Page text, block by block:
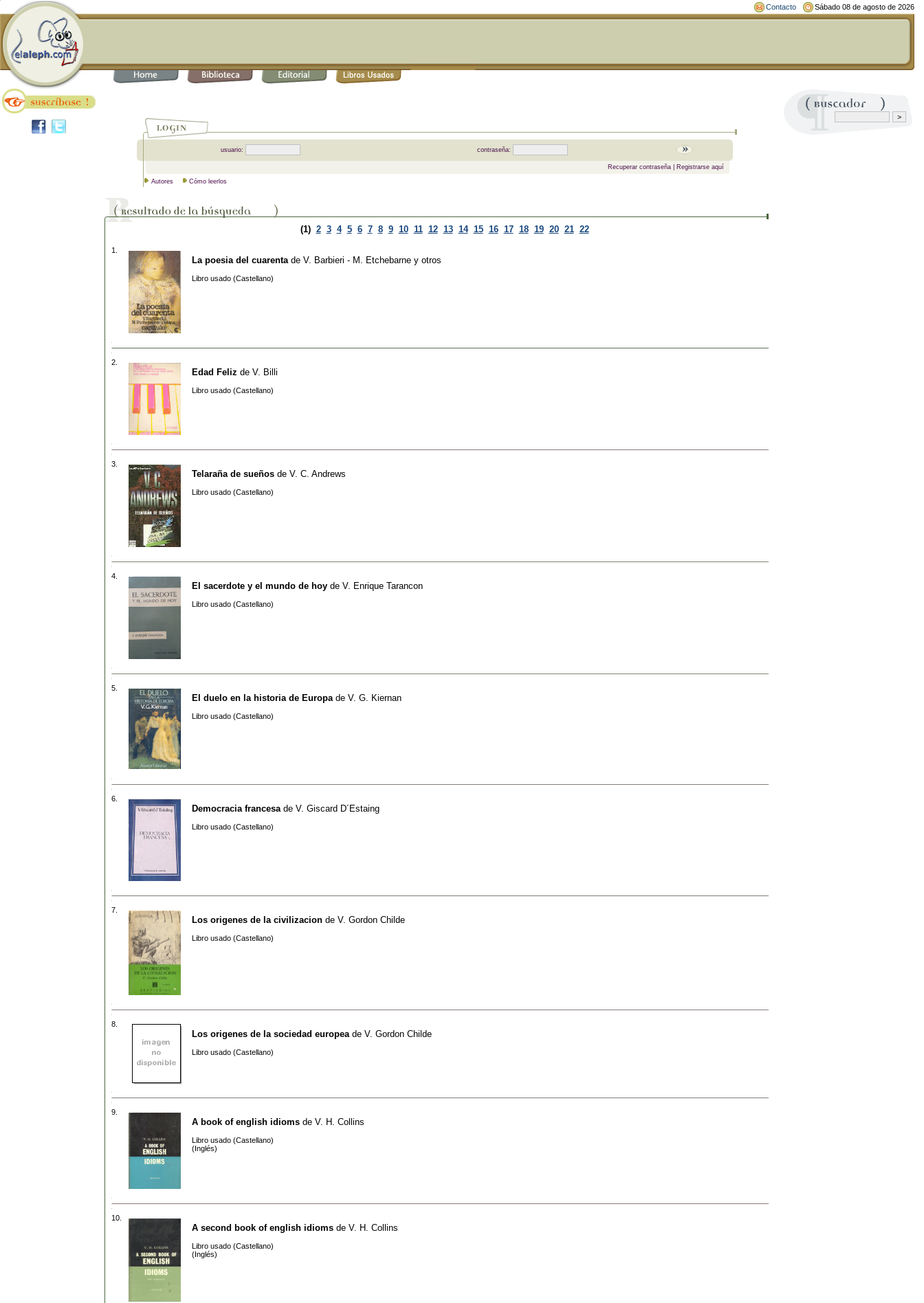
Contacto Sábado 08 de agosto de 2026
usuario: contraseña:
Recuperar contraseña| Registrarse aquí
Autores Cómo leerlos
(1) 2 3 4 5 6 7 8 9 10 11 12 13 14 15 16 17 18 19 20 21 22
1.
La poesia del cuarenta de V. Barbieri - M. Etchebarne y otros
Libro usado (Castellano)
2.
Edad Feliz de V. Billi
Libro usado (Castellano)
3.
Telaraña de sueños de V. C. Andrews
Libro usado (Castellano)
4.
El sacerdote y el mundo de hoy de V. Enrique Tarancon
Libro usado (Castellano)
5.
El duelo en la historia de Europa de V. G. Kiernan
Libro usado (Castellano)
6.
Democracia francesa de V. Giscard D´Estaing
Libro usado (Castellano)
7.
Los origenes de la civilizacion de V. Gordon Childe
Libro usado (Castellano)
8.
Los origenes de la sociedad europea de V. Gordon Childe
Libro usado (Castellano)
9.
A book of english idioms de V. H. Collins
Libro usado (Castellano)
(Inglés)
10.
A second book of english idioms de V. H. Collins
Libro usado (Castellano)
(Inglés)